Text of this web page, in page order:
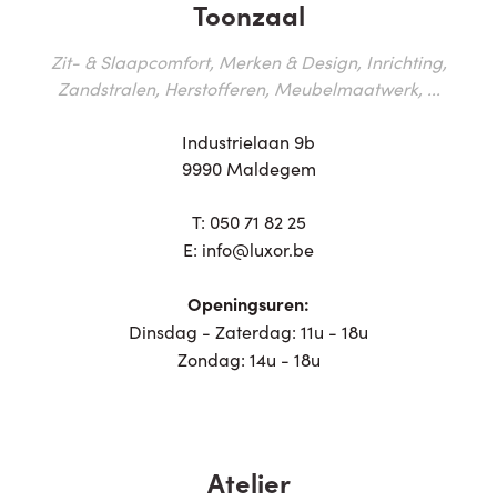
Toonzaal
Zit- & Slaapcomfort, Merken & Design, Inrichting,
Zandstralen, Herstofferen, Meubelmaatwerk, ...
Industrielaan 9b
9990 Maldegem
T: 050 71 82 25
E: info@luxor.be
Openingsuren:
Dinsdag - Zaterdag: 11u - 18u
Zondag: 14u - 18u
Atelier